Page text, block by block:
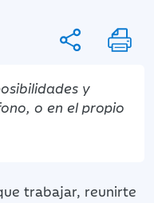
y
o en el propio
trabajar, reunirte